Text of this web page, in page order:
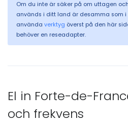
Om du inte är säker på om uttagen
används i ditt land är desamma som
använda verktyg överst på den här
behöver en reseadapter.
El in Forte-de-
och frekvens